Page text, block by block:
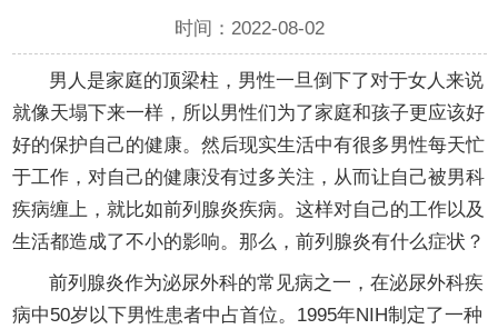
时间：2022-08-02
男人是家庭的顶梁柱，男性一旦倒下了对于女人来说
就像天塌下来一样，所以男性们为了家庭和孩子更应该好
好的保护自己的健康。然后现实生活中有很多男性每天忙
于工作，对自己的健康没有过多关注，从而让自己被男科
疾病缠上，就比如前列腺炎疾病。这样对自己的工作以及
生活都造成了不小的影响。那么，前列腺炎有什么症状？
前列腺炎作为泌尿外科的常见病之一，在泌尿外科疾
病中50岁以下男性患者中占首位。1995年NIH制定了一种